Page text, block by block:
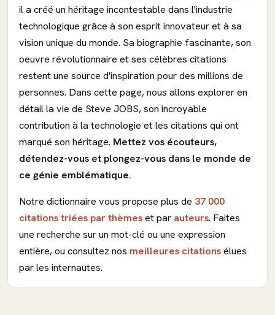
il a créé un héritage incontestable dans l'industrie
technologique grâce à son esprit innovateur et à sa
vision unique du monde. Sa biographie fascinante, son
oeuvre révolutionnaire et ses célèbres citations
restent une source d'inspiration pour des millions de
personnes. Dans cette page, nous allons explorer en
détail la vie de Steve JOBS, son incroyable
contribution à la technologie et les citations qui ont
marqué son héritage. Mettez vos écouteurs,
détendez-vous et plongez-vous dans le monde de
ce génie emblématique.
Notre dictionnaire vous propose plus de 37 000
citations triées par thèmeset par auteurs. Faites
une recherche sur un mot-clé ou une expression
entière, ou consultez nos meilleures citationsélues
par les internautes.